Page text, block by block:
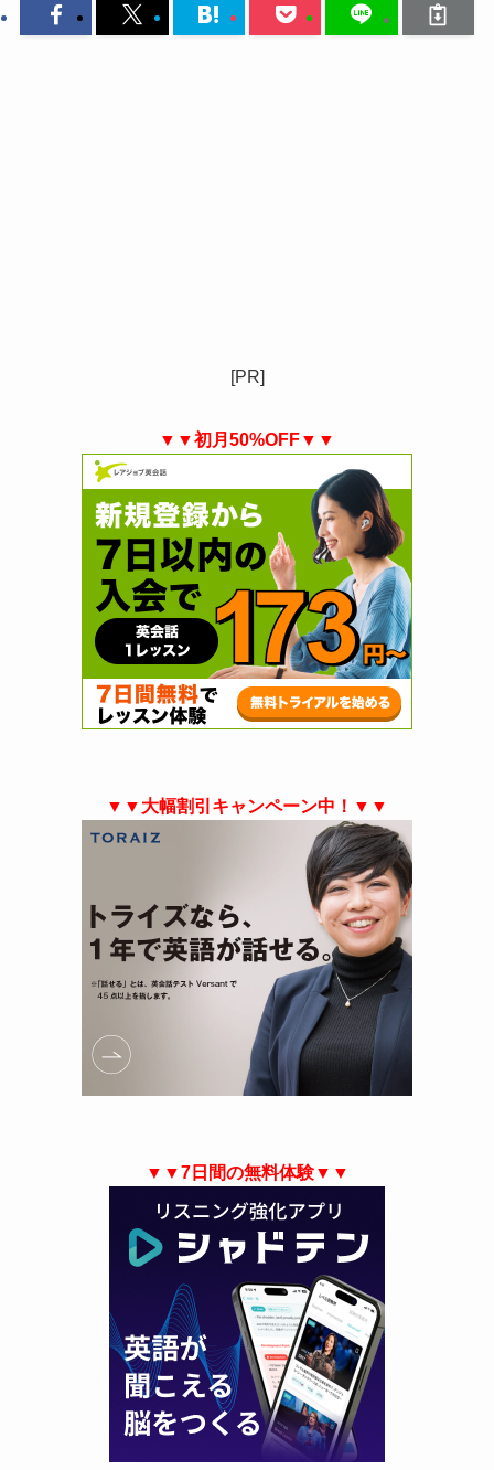
[PR]
▼▼初月50%OFF▼▼
▼▼大幅割引キャンペーン中！▼▼
▼▼7日間の無料体験▼▼